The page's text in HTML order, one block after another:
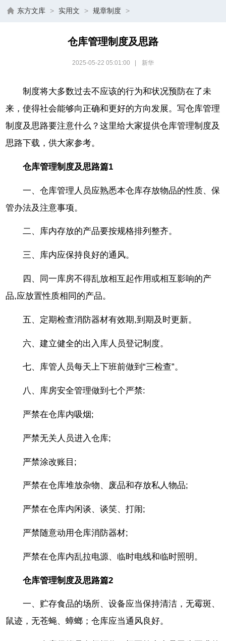
东方文库 > 实用文 > 规章制度 >
仓库管理制度及思路
2025-05-22 05:01:00 新华
制度将大多数过去不应该的行为和状况预防在了未
来，使得社会能够向正确和更好的方向发展。写仓库管理
制度及思路要注意什么？这里给大家提供仓库管理制度及
思路下载，供大家参考。
仓库管理制度及思路篇1
一、仓库管理人员应熟悉本仓库存放物品的性质、保
管办法及注意事项。
二、库内存放的产品要按规格排列整齐。
三、库内应保持良好的通风。
四、同一库房不得乱放相互起作用或相互影响的产
品,应放置性质相同的产品。
五、定期检查消防器材有效期,到期及时更新。
六、建立健全的出入库人员登记制度。
七、库管人员每天上下班前做到“三检查”。
八、库房安全管理做到七个严禁:
严禁在仓库内吸烟;
严禁无关人员进入仓库;
严禁涂改账目;
严禁在仓库堆放杂物、废品和存放私人物品;
严禁在仓库内闲谈、谈笑、打闹;
严禁随意动用仓库消防器材;
严禁在仓库内乱拉电源、临时电线和临时照明。
仓库管理制度及思路篇2
一、贮存食品的场所、设备应当保持清洁，无霉斑、
鼠迹，无苍蝇、蟑螂；仓库应当通风良好。